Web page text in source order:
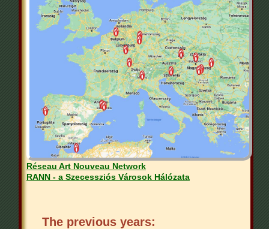
Réseau Art Nouveau Network
RANN - a Szecessziós Városok Hálózata
The previous years: